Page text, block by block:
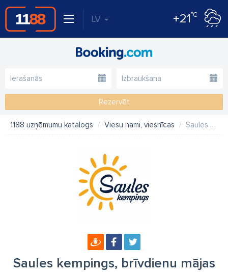
LV +21°C
Rezervēt
1188 uzņēmumu katalogs Viesu nami, viesnīcas Saules kempings, brīvdienu mājas
Saules kempings, brīvdienu mājas